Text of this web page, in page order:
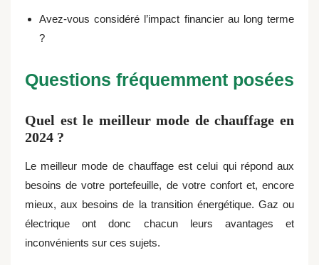
Avez-vous considéré l’impact financier au long terme
?
Questions fréquemment posées
Quel est le meilleur mode de chauffage en
2024 ?
Le meilleur mode de chauffage est celui qui répond aux
besoins de votre portefeuille, de votre confort et, encore
mieux, aux besoins de la transition énergétique. Gaz ou
électrique ont donc chacun leurs avantages et
inconvénients sur ces sujets.